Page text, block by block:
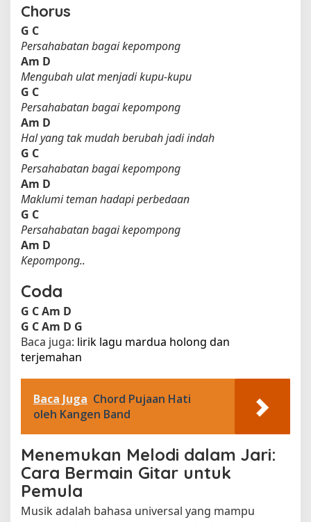
Chorus
G C
Persahabatan bagai kepompong
Am D
Mengubah ulat menjadi kupu-kupu
G C
Persahabatan bagai kepompong
Am D
Hal yang tak mudah berubah jadi indah
G C
Persahabatan bagai kepompong
Am D
Maklumi teman hadapi perbedaan
G C
Persahabatan bagai kepompong
Am D
Kepompong..
Coda
G CAm D
G CAm D G
Baca juga: lirik lagu mardua holong dan
terjemahan​
Baca Juga Chord Pujaan Hati
oleh Kangen Band
Menemukan Melodi dalam Jari:
Cara Bermain Gitar untuk
Pemula
Musik adalah bahasa universal yang mampu